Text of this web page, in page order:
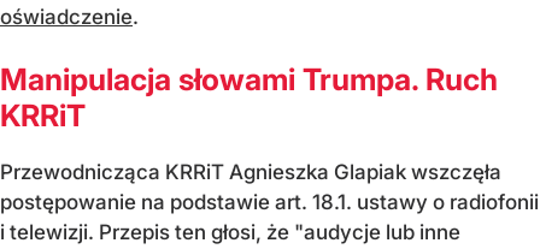
oświadczenie.
Manipulacja słowami Trumpa. Ruch
KRRiT
Przewodnicząca KRRiT Agnieszka Glapiak wszczęła
postępowanie na podstawie art. 18.1. ustawy o radiofonii
i telewizji. Przepis ten głosi, że "audycje lub inne